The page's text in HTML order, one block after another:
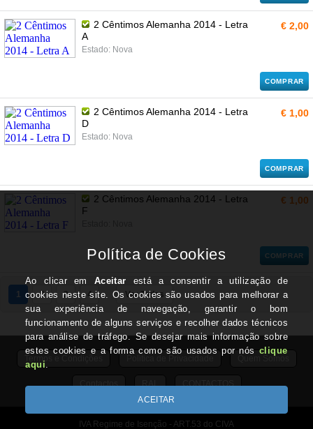
2 Cêntimos Alemanha 2014 - Letra
A
Estado: Nova
€ 2,00
COMPRAR
2 Cêntimos Alemanha 2014 - Letra
D
Estado: Nova
€ 1,00
COMPRAR
2 Cêntimos Alemanha 2014 - Letra
F
€ 1,00
COMPRAR
1 2 3 4 Ver Todos
Termos e Condições Quem Somos
Contactos RAL CONTACTOS
IVA Regime de Isenção - ART.53 do CIVA